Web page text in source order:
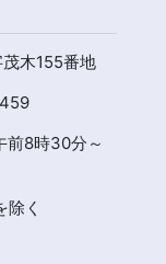
木155番地
前8時30分～
く